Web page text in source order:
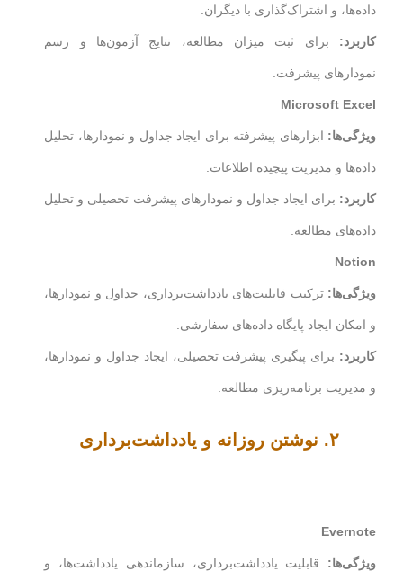
داده‌ها، و اشتراک‌گذاری با دیگران.
کاربرد: برای ثبت میزان مطالعه، نتایج آزمون‌ها و رسم
نمودارهای پیشرفت.
Microsoft Excel
ویژگی‌ها: ابزارهای پیشرفته برای ایجاد جداول و نمودارها، تحلیل
داده‌ها و مدیریت پیچیده اطلاعات.
کاربرد: برای ایجاد جداول و نمودارهای پیشرفت تحصیلی و تحلیل
داده‌های مطالعه.
Notion
ویژگی‌ها:ترکیب قابلیت‌های یادداشت‌برداری، جداول و نمودارها،
و امکان ایجاد پایگاه داده‌های سفارشی.
کاربرد: برای پیگیری پیشرفت تحصیلی، ایجاد جداول و نمودارها،
و مدیریت برنامه‌ریزی مطالعه.
۲. نوشتن روزانه و یادداشت‌برداری
Evernote
ویژگی‌ها: قابلیت یادداشت‌برداری، سازماندهی یادداشت‌ها، و